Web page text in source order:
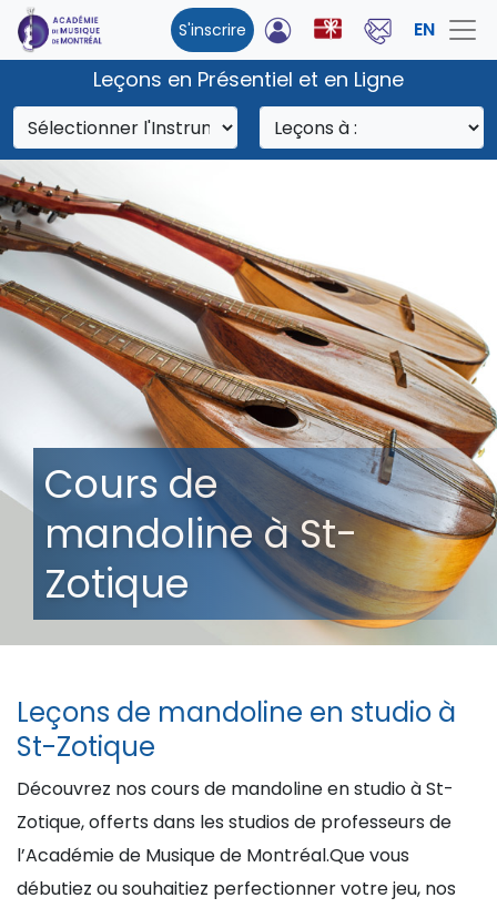
S'inscrire EN
Leçons en Présentiel et en Ligne
Cours de
mandoline à St-
Zotique
Leçons de mandoline en studio à
St-Zotique
Découvrez nos cours de mandoline en studio à St-
Zotique, offerts dans les studios de professeurs de
l’Académie de Musique de Montréal.Que vous
débutiez ou souhaitiez perfectionner votre jeu, nos